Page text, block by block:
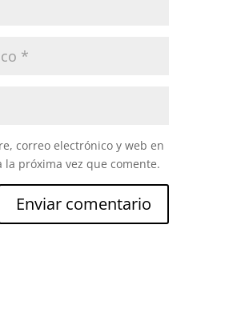
correo electrónico y web en
la próxima vez que comente.